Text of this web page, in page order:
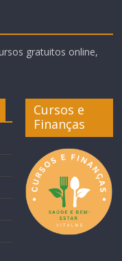
gratuitos online,
Cursos e
Finanças